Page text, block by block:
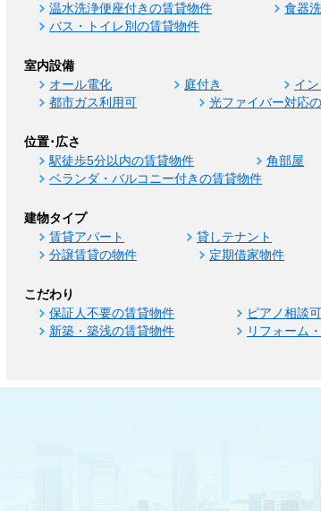
温水洗浄便座付きの賃貸物件 食器
バス・トイレ別の賃貸物件
室内設備
オール電化 庭付き イ
都市ガス利用可
光ファイバー対応
位置･広さ
駅徒歩5分以内の賃貸物件 角部屋
ベランダ・バルコニー付きの賃貸物件
建物タイプ
賃貸アパート 貸しテナント
分譲賃貸の物件
定期借家物件
こだわり
保証人不要の賃貸物件 ピアノ相談
新築・築浅の賃貸物件
リフォーム